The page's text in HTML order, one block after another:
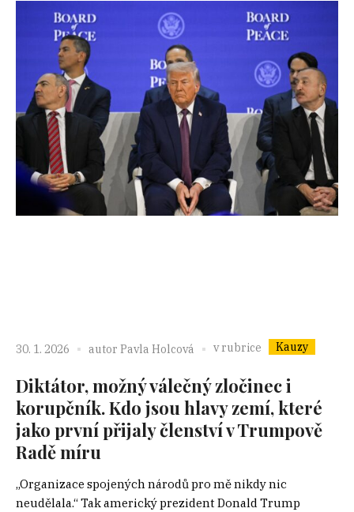
30. 1. 2026 autor Pavla Holcová v rubrice Kauzy
Diktátor, možný válečný zločinec i
korupčník. Kdo jsou hlavy zemí, které
jako první přijaly členství v Trumpově
Radě míru
„Organizace spojených národů pro mě nikdy nic
neudělala.“ Tak americký prezident Donald Trump